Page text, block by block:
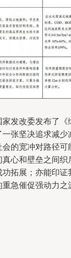
发改委发布了
张坚决追求减
的宽冲对路径
心和壁垒之间
拓展；亦能印
急催促强动力